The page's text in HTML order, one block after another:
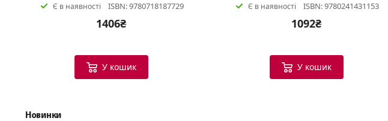
Є в наявності ISBN: 9780718187729
1406₴
У кошик
Є в наявності ISBN: 9780241431153
1092₴
У кошик
Новинки